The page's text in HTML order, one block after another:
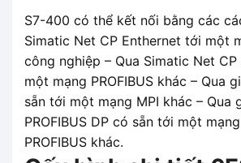
S7-400 có thể kết nối bằng các
Simatic Net CP Enthernet tới một
công nghiệp – Qua Simatic Net CP
một mạng PROFIBUS khác – Qua
sẵn tới một mạng MPI khác – Qua
PROFIBUS DP có sẵn tới một
PROFIBUS khác.